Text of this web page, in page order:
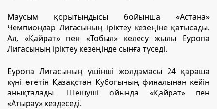
Маусым қорытындысы бойынша «Астана»
Чемпиондар Лигасының іріктеу кезеңіне қатысады.
Ал, «Қайрат» пен «Тобыл» келесу жылы Еуропа
Лигасының іріктеу кезеңінде сынға түседі.
Еуропа Лигасының үшінші жолдамасы 24 қараша
күні өтетін Қазақстан Кубогының финалынан кейін
анықталады. Шешуші ойында «Қайрат» пен
«Атырау» кездеседі.